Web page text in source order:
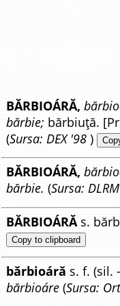
BĂRBIOÁRĂ,
bărbie; bărbiuță.
(Sursa: DEX '98 )
BĂRBIOÁRĂ,
bărbie. (Sursa: DLRM
BĂRBIOÁRĂ s.
Copy to clipboard
bărbioáră s. f. (sil.
bărbioáre (Sursa: